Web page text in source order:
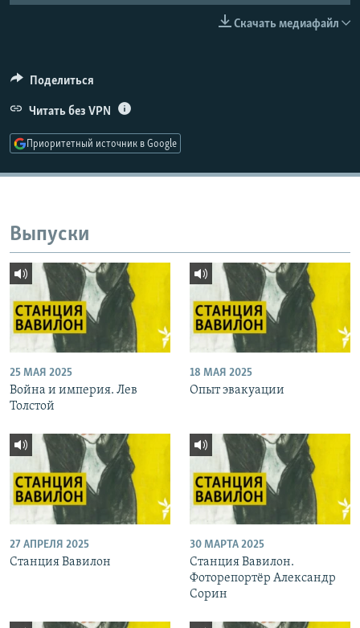
СОЦИАЛЬНЫЕ СЕТИ
Скачать медиафайл
Поделиться
Читать без VPN
Приоритетный источник в Google
Выпуски
25 МАЯ 2025
Война и империя. Лев
Толстой
18 МАЯ 2025
Опыт эвакуации
27 АПРЕЛЯ 2025
Станция Вавилон
30 МАРТА 2025
Станция Вавилон.
Фоторепортёр Александр
Сорин